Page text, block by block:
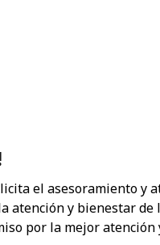
el asesoramiento y
atención y bienestar
por la mejor atención